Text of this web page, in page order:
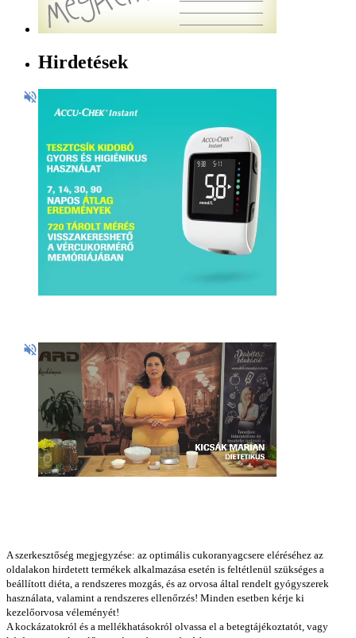
Hirdetések
A szerkesztőség megjegyzése: az optimális cukoranyagcsere eléréséhez az
oldalakon hirdetett termékek alkalmazása esetén is feltétlenül szükséges a
beállított diéta, a rendszeres mozgás, és az orvosa által rendelt gyógyszerek
használata, valamint a rendszeres ellenőrzés! Minden esetben kérje ki
kezelőorvosa véleményét!
A kockázatokról és a mellékhatásokról olvassa el a betegtájékoztatót, vagy